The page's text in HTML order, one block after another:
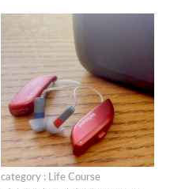
category : Life Course